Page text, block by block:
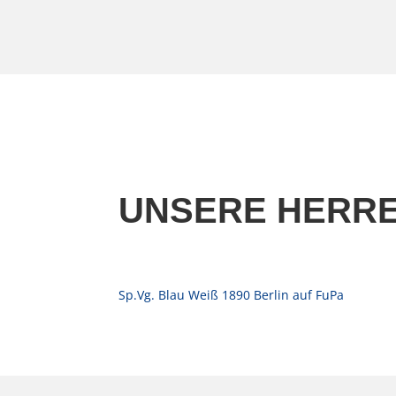
UNSERE
Sp.Vg. Blau Weiß 1890 Berlin auf FuPa